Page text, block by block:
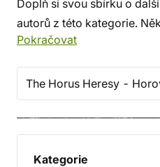
Doplň si svou sbírku o
autorů z této kategorie.
známých i z těch
Pokračovat
The Horus Heresy -
Kategorie